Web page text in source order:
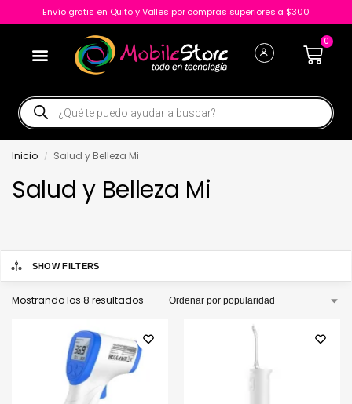
Envío gratis en Quito y Valles por compras superiores a $300
0
Inicio / Salud y Belleza Mi
Salud y Belleza Mi
SHOW FILTERS
Mostrando los 8 resultados